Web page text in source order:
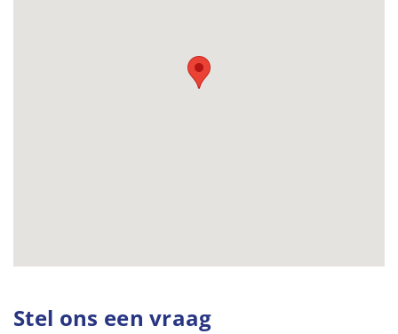
Stel ons een vraag